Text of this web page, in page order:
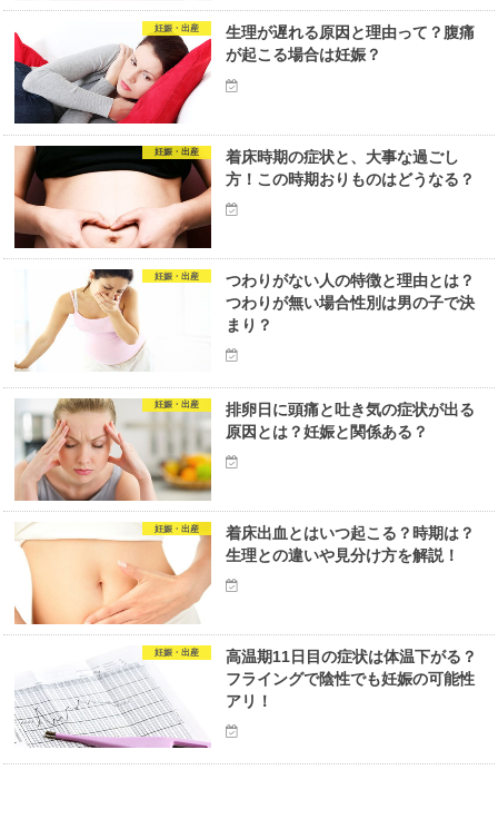
妊娠・出産
生理が遅れる原因と理由って？腹痛
が起こる場合は妊娠？
妊娠・出産
着床時期の症状と、大事な過ごし
方！この時期おりものはどうなる？
妊娠・出産
つわりがない人の特徴と理由とは？
つわりが無い場合性別は男の子で決
まり？
妊娠・出産
排卵日に頭痛と吐き気の症状が出る
原因とは？妊娠と関係ある？
妊娠・出産
着床出血とはいつ起こる？時期は？
生理との違いや見分け方を解説！
妊娠・出産
高温期11日目の症状は体温下がる？
フライングで陰性でも妊娠の可能性
アリ！